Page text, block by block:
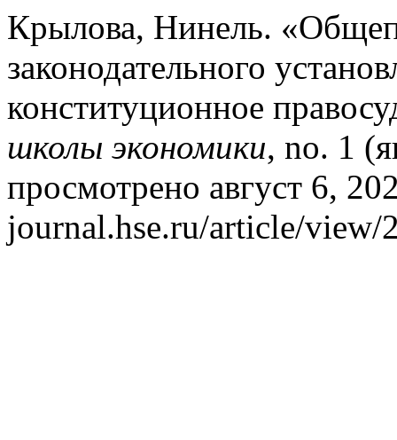
Крылова, Нинель.
законодательного
конституционное
школы экономики, no. 1
просмотрено август 6,
journal.hse.ru/article/view/